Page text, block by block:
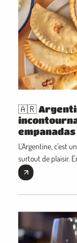
🇦🇷
empanadas
L’Argentine, c’est
surtout de plaisir.
recettes transmises